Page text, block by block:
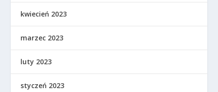
kwiecień 2023
marzec 2023
luty 2023
styczeń 2023